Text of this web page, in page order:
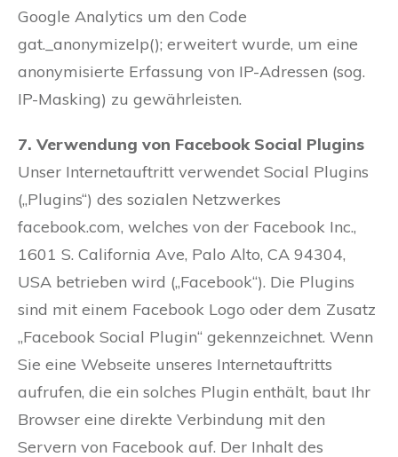
Google Analytics um den Code
gat._anonymizeIp(); erweitert wurde, um eine
anonymisierte Erfassung von IP-Adressen (sog.
IP-Masking) zu gewährleisten.
7. Verwendung von Facebook Social Plugins
Unser Internetauftritt verwendet Social Plugins
(„Plugins“) des sozialen Netzwerkes
facebook.com, welches von der Facebook Inc.,
1601 S. California Ave, Palo Alto, CA 94304,
USA betrieben wird („Facebook“). Die Plugins
sind mit einem Facebook Logo oder dem Zusatz
„Facebook Social Plugin“ gekennzeichnet. Wenn
Sie eine Webseite unseres Internetauftritts
aufrufen, die ein solches Plugin enthält, baut Ihr
Browser eine direkte Verbindung mit den
Servern von Facebook auf. Der Inhalt des